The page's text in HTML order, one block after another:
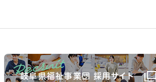
岐阜県福祉事業団 採用サイト